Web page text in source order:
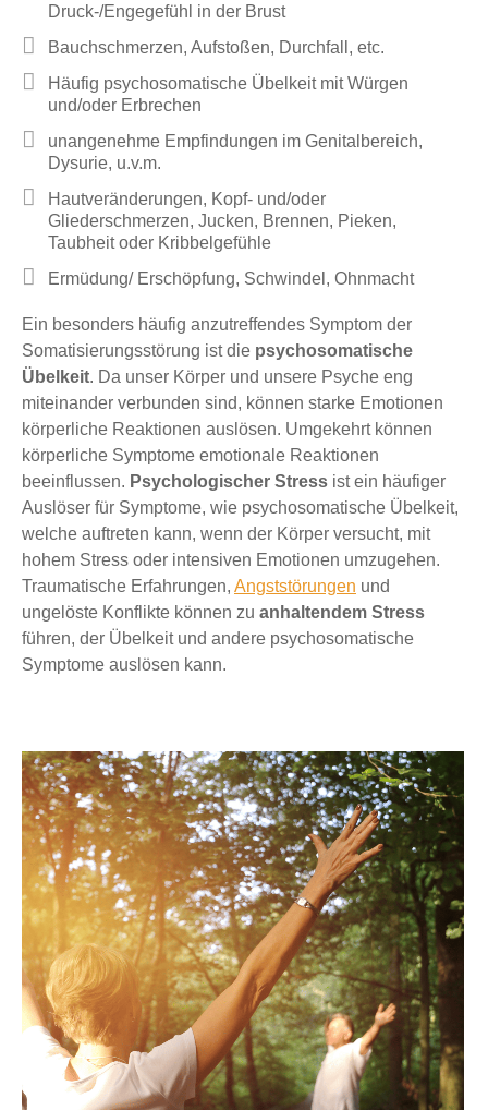
Druck-/Engegefühl in der Brust
Bauchschmerzen, Aufstoßen, Durchfall, etc.
Häufig psychosomatische Übelkeit mit Würgen
und/oder Erbrechen
unangenehme Empfindungen im Genitalbereich,
Dysurie, u.v.m.
Hautveränderungen, Kopf- und/oder
Gliederschmerzen, Jucken, Brennen, Pieken,
Taubheit oder Kribbelgefühle
Ermüdung/ Erschöpfung, Schwindel, Ohnmacht
Ein besonders häufig anzutreffendes Symptom der
Somatisierungsstörung ist die psychosomatische
Übelkeit. Da unser Körper und unsere Psyche eng
miteinander verbunden sind, können starke Emotionen
körperliche Reaktionen auslösen. Umgekehrt können
körperliche Symptome emotionale Reaktionen
beeinflussen. Psychologischer Stress ist ein häufiger
Auslöser für Symptome, wie psychosomatische Übelkeit,
welche auftreten kann, wenn der Körper versucht, mit
hohem Stress oder intensiven Emotionen umzugehen.
Traumatische Erfahrungen, Angststörungen und
ungelöste Konflikte können zu anhaltendem Stress
führen, der Übelkeit und andere psychosomatische
Symptome auslösen kann.